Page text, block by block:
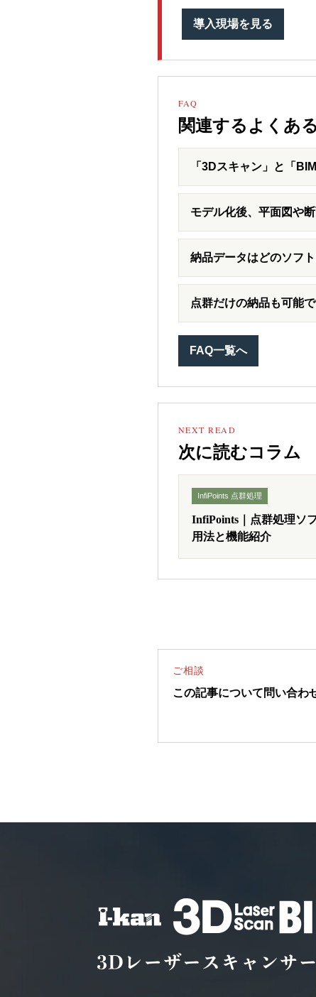
導入現場を見る
FAQ
関連するよくあ
「3Dスキャン」と「
モデル化後、平面図や
納品データはどのソフ
点群だけの納品も可能
FAQ一覧へ
NEXT READ
次に読むコラム
InfiPoints 点群処理
InfiPoints｜点群処理ソ
用法と機能紹介
ご相談
この記事について問い合わ